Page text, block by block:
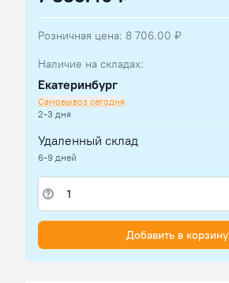
Розничная цена: 8 706.00 ₽
Наличие на складах:
Екатеринбург
Самовывоз сегодня
2-3 дня
Удаленный склад
6-9 дней
Добавить в корзину